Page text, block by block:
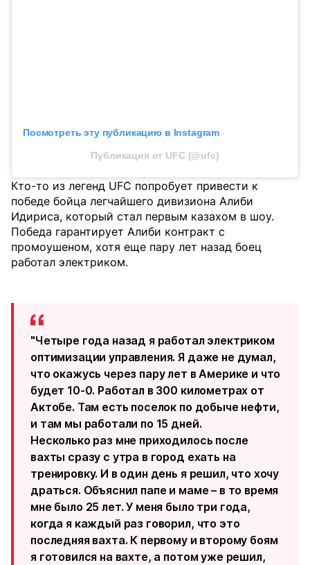
Посмотреть эту публикацию в Instagram
Публикация от UFC (@ufc)
Кто-то из легенд UFC попробует привести к
победе бойца легчайшего дивизиона Алиби
Идириса, который стал первым казахом в шоу.
Победа гарантирует Алиби контракт с
промоушеном, хотя еще пару лет назад боец
работал электриком.
"Четыре года назад я работал электриком
оптимизации управления. Я даже не думал,
что окажусь через пару лет в Америке и что
будет 10-0. Работал в 300 километрах от
Актобе. Там есть поселок по добыче нефти,
и там мы работали по 15 дней.
Несколько раз мне приходилось после
вахты сразу с утра в город ехать на
тренировку. И в один день я решил, что хочу
драться. Объяснил папе и маме – в то время
мне было 25 лет. У меня было три года,
когда я каждый раз говорил, что это
последняя вахта. К первому и второму боям
я готовился на вахте, а потом уже решил,